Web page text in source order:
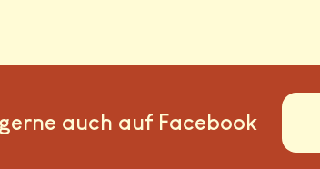
auch auf Facebook